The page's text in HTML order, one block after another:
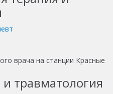
травматология